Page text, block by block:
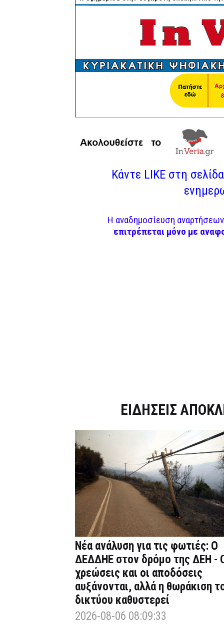
Κάντε LIKE στη
Η αναδημοσίευση
επιτρέπεται μόνο με
ΕΙΔΗΣΕΙΣ
Νέα ανάλυση για τις φωτιές: Ο
ΔΕΔΔΗΕ στον δρόμο της ΔΕΗ -
χρεώσεις και οι αποδόσεις
αυξάνονται, αλλά η θωράκιση
δικτύου καθυστερεί
2026-08-06 08:09:33